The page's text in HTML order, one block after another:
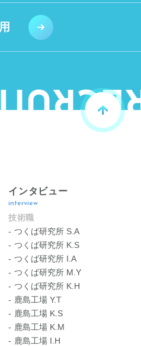
インタビュー
interview
技術職
つくば研究所 S.A
つくば研究所 K.S
つくば研究所 I.A
つくば研究所 M.Y
つくば研究所 K.H
鹿島工場 Y.T
鹿島工場 K.S
鹿島工場 K.M
鹿島工場 I.H